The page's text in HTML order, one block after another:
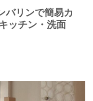
バリンで簡易カ
ッチン・洗面